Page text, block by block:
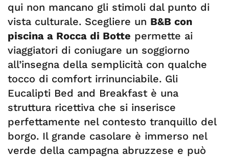
qui non mancano gli stimoli dal punto di
vista culturale. Scegliere un B&B con
piscina a Rocca di Botte permette ai
viaggiatori di coniugare un soggiorno
all’insegna della semplicità con qualche
tocco di comfort irrinunciabile. Gli
Eucalipti Bed and Breakfast è una
struttura ricettiva che si inserisce
perfettamente nel contesto tranquillo del
borgo. Il grande casolare è immerso nel
verde della campagna abruzzese e può